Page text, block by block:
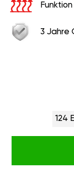
3 Jahre
124